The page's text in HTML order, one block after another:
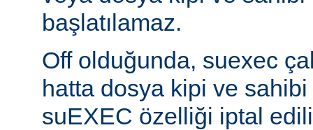
başlatılamaz.
Off olduğunda, suexec
hatta dosya kipi ve
suEXEC özelliği iptal